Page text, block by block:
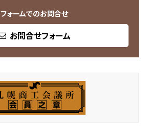
フォームでのお問合せ
お問合せフォーム